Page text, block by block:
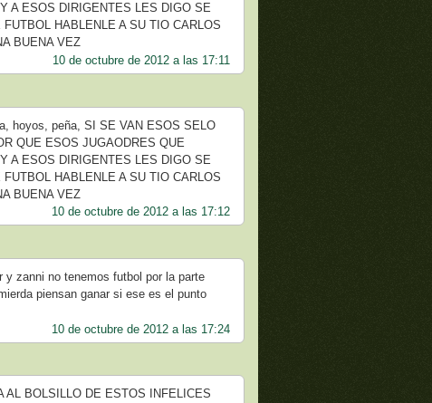
A ESOS DIRIGENTES LES DIGO SE
HABLENLE A SU TIO CARLOS
BUENA VEZ
10 de octubre de 2012 a las 17:11
hoyos, peña, SI SE VAN ESOS SELO
QUE ESOS JUGAODRES QUE
A ESOS DIRIGENTES LES DIGO SE
HABLENLE A SU TIO CARLOS
BUENA VEZ
10 de octubre de 2012 a las 17:12
zanni no tenemos futbol por la parte
piensan ganar si ese es el punto
10 de octubre de 2012 a las 17:24
AL BOLSILLO DE ESTOS INFELICES